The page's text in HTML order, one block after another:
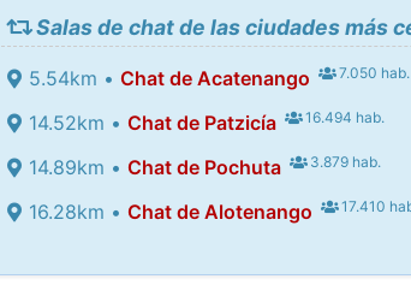
Salas de chat de las ciudades más
5.54km • Chat de Acatenango 7.050 hab.
14.52km • Chat de Patzicía 16.494 hab.
14.89km • Chat de Pochuta 3.879 hab.
16.28km • Chat de Alotenango 17.410